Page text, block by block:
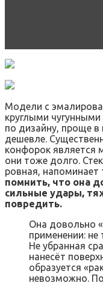
Модели с
круглыми
по дизайну, проще в
дешевле.
конфорок является
они тоже долго.
ровная, напоминает
помнить, что она
сильные удары,
повредить.
Она довольно
применении: не
Не убранная
нанесёт
образуется
невозможно.